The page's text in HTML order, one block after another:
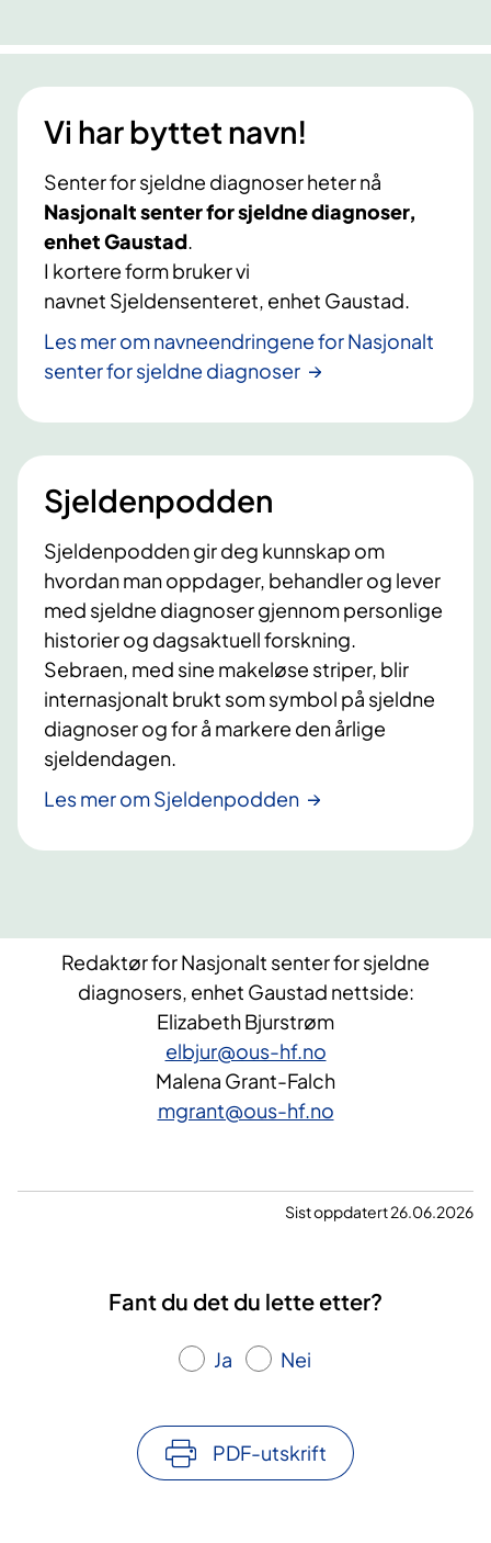
d
n
e
d
i
a
g
n
o
e
r
t
d
i
a
f
r
a
g
m
h
e
e
C
D
H
)
f
r
g
m
a
e
i
e
H
n
r
e
d
M
R
K
H
,
I
S
o
g
l
i
g
n
e
n
d
e
t
l
a
Vi har byttet navn!
Senter for sjeldne diagnoser heter nå
Nasjonalt senter for sjeldne diagnoser,
enhet Gaustad
I kortere form bruker vi
navnet Sjeldensenteret, enhet Gaustad.
Les mer om navneendringene for Nasjonalt
senter for sjeldne diagnoser
Sjeldenpodden
Sjeldenpodden gir deg kunnskap om
hvordan man oppdager, behandler og lever
med sjeldne diagnoser gjennom personlige
historier og dagsaktuell forskning.
Sebraen, med sine makeløse striper, blir
internasjonalt brukt som symbol på sjeldne
diagnoser og for å markere den årlige
sjeldendagen.
Les mer om Sjeldenpodden
Redaktør for Nasjonalt senter for sjeldne
diagnosers, enhet Gaustad nettside:
Elizabeth Bjurstrøm
elbjur@ous-hf.no
Malena Grant-Falch
mgrant@ous-hf.no
Sist oppdatert 26.06.2026
Fant du det du lette etter?
Ja Nei
PDF-utskrift